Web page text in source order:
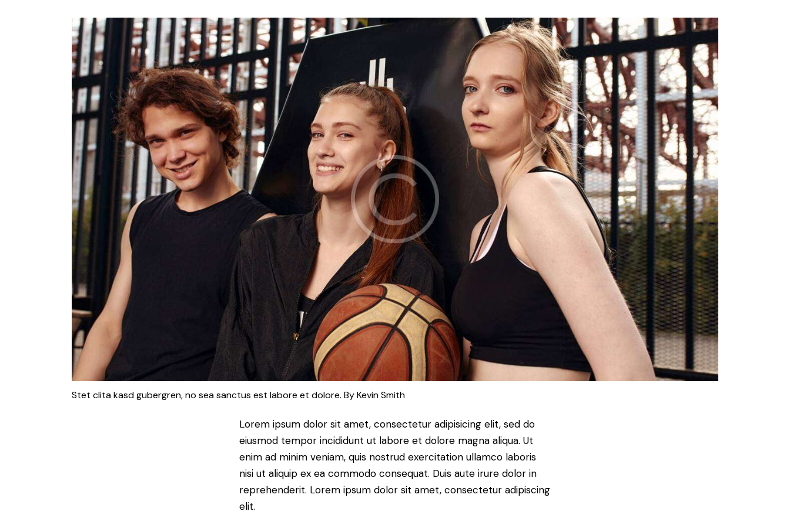
Stet clita kasd gubergren, no sea sanctus est labore et dolore. ByKevin Smith
Lorem ipsum dolor sit amet, consectetur adipisicing elit, sed do
eiusmod tempor incididunt ut labore et dolore magna aliqua. Ut
enim ad minim veniam, quis nostrud exercitation ullamco laboris
nisi ut aliquip ex ea commodo consequat. Duis aute irure dolor in
reprehenderit. Lorem ipsum dolor sit amet, consectetur adipiscing
elit.